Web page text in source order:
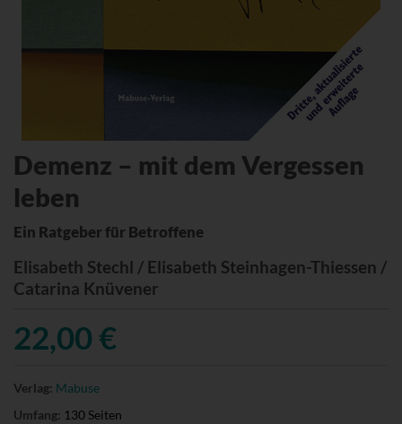
Demenz – mit dem Vergessen
leben
Ein Ratgeber für Betroffene
Elisabeth Stechl / Elisabeth Steinhagen-Thiessen /
Catarina Knüvener
22,00 €
Verlag: Mabuse
Umfang: 130 Seiten